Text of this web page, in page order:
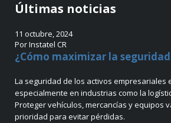
Últimas noticias
11 octubre, 2024
Por Instatel CR
¿Cómo maximizar la seguridad
La seguridad de los activos empresariales
especialmente en industrias como la
Proteger vehículos, mercancías y equipos
prioridad para evitar pérdidas.